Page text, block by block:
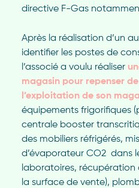
directive F-Gas
Après la réalisation d’un
identifier les postes de
l’associé a voulu réaliser
magasin pour repenser
l’exploitation de son
équipements frigorifiques
centrale booster
des mobiliers réfrigérés,
d’évaporateur CO2 dans
laboratoires,
la surface de vente),